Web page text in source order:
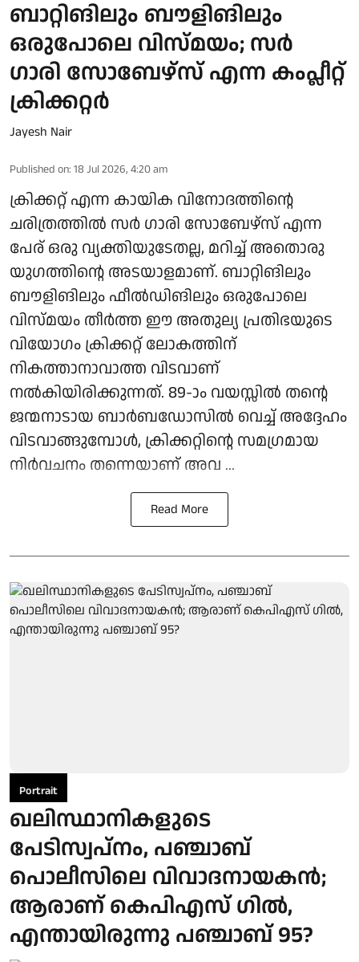
ബാറ്റിങിലും ബൗളിങിലും
ഒരുപോലെ വിസ്മയം; സർ
ഗാരി സോബേഴ്സ് എന്ന കംപ്ലീറ്റ്
ക്രിക്കറ്റർ
Jayesh Nair
Published on: 18 Jul 2026, 4:20 am
ക്രിക്കറ്റ് എന്ന കായിക വിനോദത്തിന്റെ
ചരിത്രത്തിൽ സർ ഗാരി സോബേഴ്സ് എന്ന
പേര് ഒരു വ്യക്തിയുടേതല്ല, മറിച്ച് അതൊരു
യുഗത്തിന്റെ അടയാളമാണ്. ബാറ്റിങിലും
ബൗളിങിലും ഫീൽഡിങിലും ഒരുപോലെ
വിസ്മയം തീർത്ത ഈ അതുല്യ പ്രതിഭയുടെ
വിയോഗം ക്രിക്കറ്റ് ലോകത്തിന്
നികത്താനാവാത്ത വിടവാണ്
നൽകിയിരിക്കുന്നത്. 89-ാം വയസ്സിൽ തന്റെ
ജന്മനാടായ ബാർബഡോസിൽ വെച്ച് അദ്ദേഹം
വിടവാങ്ങുമ്പോൾ, ക്രിക്കറ്റിന്റെ സമഗ്രമായ
നിർവചനം തന്നെയാണ് അവ ...
Read More
Portrait
ഖലിസ്ഥാനികളുടെ
പേടിസ്വപ്നം, പഞ്ചാബ്
പൊലീസിലെ വിവാദനായകൻ;
ആരാണ് കെപിഎസ് ഗിൽ,
എന്തായിരുന്നു പഞ്ചാബ് 95?